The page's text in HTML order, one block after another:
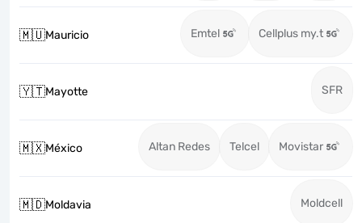
🇲🇺Mauricio Emtel Cellplus my.t
🇾🇹Mayotte SFR
🇲🇽México Altan Redes Telcel Movistar
🇲🇩Moldavia Moldcell